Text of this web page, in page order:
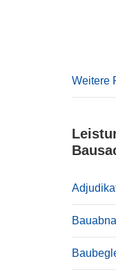
Weitere